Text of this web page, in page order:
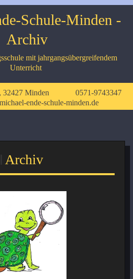
Schule-Minden -
Archiv
mit jahrgangsübergreifendem
Unterricht
32427 Minden
0571-9743347
ende-schule-minden.de
Archiv